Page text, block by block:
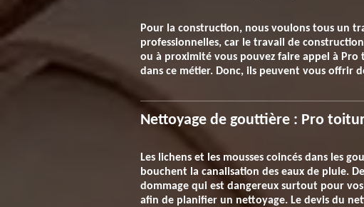
Pour la construction, nous voulons tous un
professionnelles, car le travail de
ou à proximité vous pouvez faire appel à
dans ce métier. Donc, ils peuvent vous offrir
Nettoyage de gouttière : Pro
Les lichens et les mousses coincés dans les
bouchent la canalisation des eaux de pluie.
dommage qui est dangereux surtout pour
afin de planifier un nettoyage. Le devis du